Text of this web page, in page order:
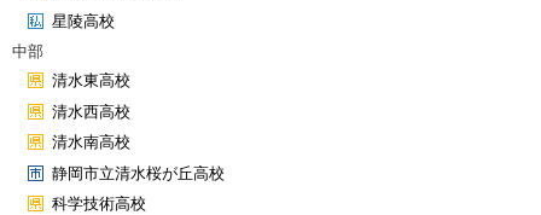
星陵高校
中部
清水東高校
清水西高校
清水南高校
静岡市立清水桜が丘高校
科学技術高校